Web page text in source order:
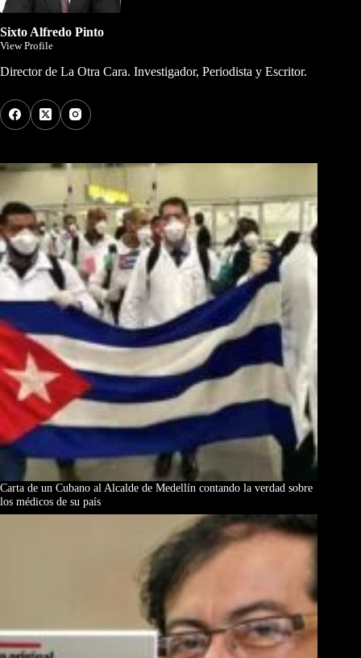
Sixto Alfredo Pinto
View Profile
Director de La Otra Cara. Investigador, Periodista y Escritor.
Carta de un Cubano al Alcalde de Medellín contando la verdad sobre
los médicos de su país